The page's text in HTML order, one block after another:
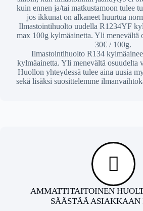
kuin ennen ja/tai matkustamoon tulee
jos ikkunat on alkaneet huurtua
Ilmastointihuolto uudella R1234YF
max 100g kylmäainetta. Yli menevältä
30€ / 100g.
Ilmastointihuolto R134
kylmäainetta. Yli menevältä osuudelta
Huollon yhteydessä tulee aina uusia
sekä lisäksi suosittelemme
AMMATTITAITOINEN
SÄÄSTÄÄ ASIAKKAAN